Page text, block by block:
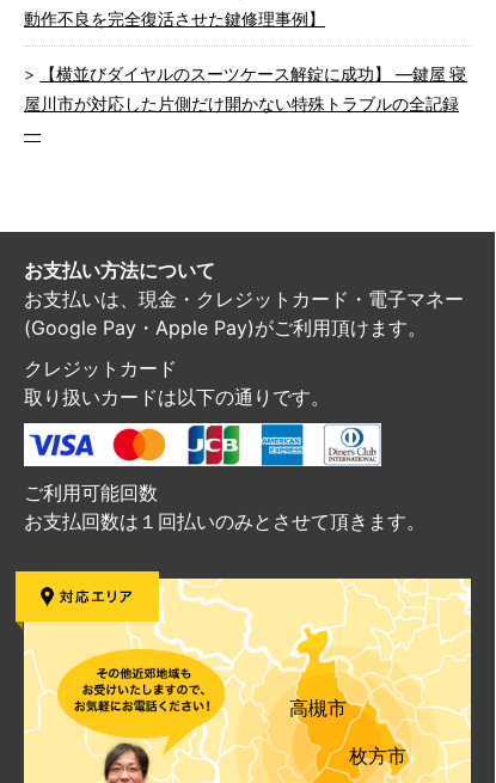
動作不良を完全復活させた鍵修理事例】
【横並びダイヤルのスーツケース解錠に成功】 ―鍵屋 寝
屋川市が対応した片側だけ開かない特殊トラブルの全記録
―
お支払い方法について
お支払いは、現金・クレジットカード・電子マネー
(Google Pay・Apple Pay)がご利用頂けます。
クレジットカード
取り扱いカードは以下の通りです。
ご利用可能回数
お支払回数は１回払いのみとさせて頂きます。
高槻市
枚方市